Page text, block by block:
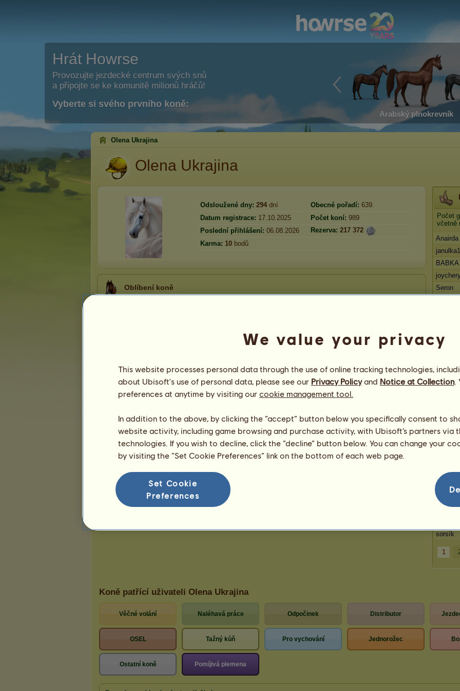
Hrát Howrse
Provozujte jezdecké centrum svých snů
a připojte se ke komunitě milionů hráčů!
Vyberte si svého prvního koně:
Arabský plnokrevník
Olena Ukrajina
Olena Ukrajina
Odsloužené dny: 294 dní Obecné pořadí: 639.
Datum registrace: 17.10.2025 Počet koní: 989
Poslední přihlášení: 06.08.2026 Rezerva: 217 372
Karma: 10 bodů
Oblíbení koně
Anglický 23970 KM
Prezentace
Počet
včetně
Anairda
BABKA
Seron
Nyní:
Yumi
ADY
koňadra
sorsík
1
Koně patřící uživateli Olena Ukrajina
Věčné volání Naléhavá práce Odpočinek Distributor
OSEL Tažný kůň Pro vychování Jednorožec
Ostatní koně Pomíjivá plemena
We value your privacy
This website processes personal data through the use of online tracking technologies,
about Ubisoft's use of personal data, please see our Privacy Policyand Notice at Collection.
preferences at anytime by visiting our cookie management tool.
In addition to the above, by clicking the “accept” button below you specifically consent to
website activity, including game browsing and purchase activity, with Ubisoft’s partners via
technologies. If you wish to decline, click the “decline” button below. You can change your
by visiting the “Set Cookie Preferences” link on the bottom of each web page.
Set Cookie
Preferences